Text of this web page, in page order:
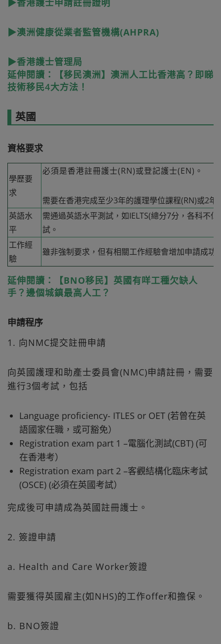
▶香港護士申請註冊證明
▶澳洲健康從業者監管機構(AHPRA)
▶香港護士管理局
延伸閱讀：【移民澳洲】澳洲人工比香港高？即睇
技術移民4大方法！
英國
資格要求
學歷要
求
必須是香港註冊護士(RN)或登記護士(EN)。
需要在香港完成至少3年的護理學位課程(RN)或2年
英語水
平
需通過英語水平測試，如IELTS(總分7分，各科不
試。
工作經
驗
雖非強制要求，但有相關工作經驗會增加申請成功
延伸閱讀：【BNO移民】英國有咩工種欠缺人
手？邊個城鎮最高人工？
申請程序
1. 向NMC提交註冊申請
向英國護理和助產士委員會(NMC)申請註冊，需要
進行3個考試，包括
Language proficiency- ITLES or OET (若曾在英
語國家任職，或可豁免）
Registration exam part 1 –電腦化測試(CBT) (可
在香港考）
Registration exam part 2 –客觀結構化臨床考試
(OSCE) (必須在英國考試）
完成後可申請成為英國註冊護士。
2. 簽證申請
a. Health and Care Worker簽證
需要獲得英國雇主(如NHS)的工作offer和擔保。
b. BNO簽證